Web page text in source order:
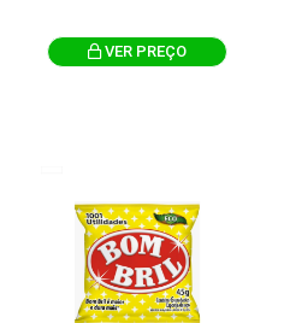
VER PREÇO